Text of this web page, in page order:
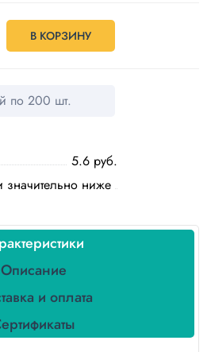
В КОРЗИНУ
по 200 шт.
5.6 руб.
ниже
Описание
и оплата